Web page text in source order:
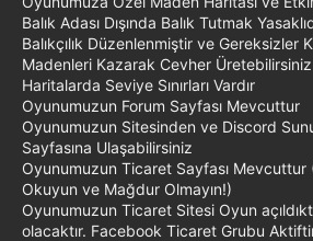
Balık Adası Dışında Balık Tutmak
Balıkçılık Düzenlenmiştir ve Gereksizler
Madenleri Kazarak Cevher Üretebilirsiniz
Haritalarda Seviye Sınırları Vardır
Oyunumuzun Forum Sayfası Mevcuttur
Oyunumuzun Sitesinden ve Discord
Sayfasına Ulaşabilirsiniz
Oyunumuzun Ticaret Sayfası Mevcuttur
Okuyun ve Mağdur Olmayın!)
Oyunumuzun Ticaret Sitesi Oyun
olacaktır. Facebook Ticaret Grubu